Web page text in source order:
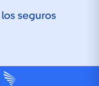
seguros